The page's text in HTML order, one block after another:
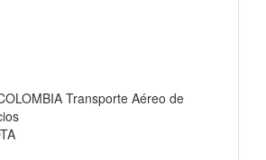
Transporte Aéreo de